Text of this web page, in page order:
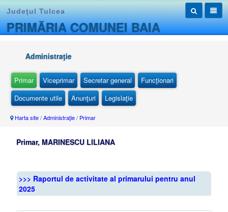
Judeţul Tulcea
PRIMĂRIA COMUNEI BAIA
Administraţie
Primar Viceprimar Secretar general
Funcţionari
Documente utile
Anunţuri Legislaţie
Harta site/Administraţie/ Primar
Primar, MARINESCU LILIANA
>>> Raportul de activitate al primarului pentru anul
2025